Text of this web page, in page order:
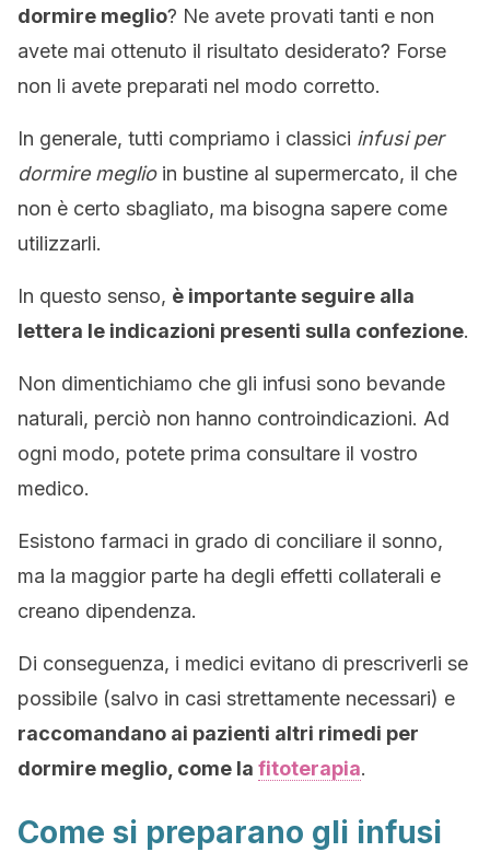
dormire meglio? Ne avete provati tanti e non
avete mai ottenuto il risultato desiderato? Forse
non li avete preparati nel modo corretto.
In generale, tutti compriamo i classici infusi per
dormire meglio in bustine al supermercato, il che
non è certo sbagliato, ma bisogna sapere come
utilizzarli.
In questo senso, è importante seguire alla
lettera le indicazioni presenti sulla confezione.
Non dimentichiamo che gli infusi sono bevande
naturali, perciò non hanno controindicazioni. Ad
ogni modo, potete prima consultare il vostro
medico.
Esistono farmaci in grado di conciliare il sonno,
ma la maggior parte ha degli effetti collaterali e
creano dipendenza.
Di conseguenza, i medici evitano di prescriverli se
possibile (salvo in casi strettamente necessari) e
raccomandano ai pazienti altri rimedi per
dormire meglio, come la fitoterapia.
Come si preparano gli infusi